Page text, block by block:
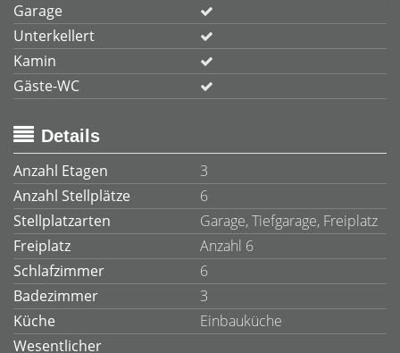
Garage
Unterkellert
Kamin
Gäste-WC
Details
Anzahl Etagen
3
Anzahl Stellplätze
6
Stellplatzarten
Garage, Tiefgarage, Freiplatz
Freiplatz
Anzahl 6
Schlafzimmer
6
Badezimmer
3
Küche
Einbauküche
Wesentlicher